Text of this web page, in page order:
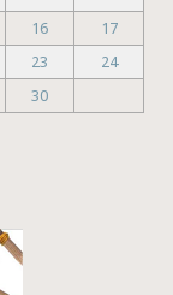
16
17
23
24
30